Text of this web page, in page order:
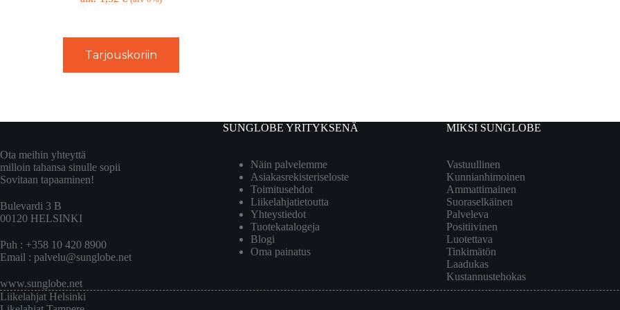
Tarjouskoriin
Ota meihin yhteyttä
milloin tahansa sinulle sopii
Sovitaan tapaaminen!
Bulevardi 3 B
00120 HELSINKI
Puh : +358 10 420 8900
Email : palvelu@sunglobe.net
www.sunglobe.net
SUNGLOBE YRITYKSENÄ
Näin palvelemme
Asiakasrekisteriseloste
Toimitusehdot
Liikelahjatietoutta
Yhteystiedot
Tuotekatalogeja
Blogi
Oma painatus
MIKSI SUNGLOBE
Vastuullinen
Kunnianhimoinen
Ammattimainen
Suoraselkäinen
Palveleva
Positiivinen
Luotettava
Tinkimätön
Laadukas
Kustannustehokas
Liikelahjat Helsinki